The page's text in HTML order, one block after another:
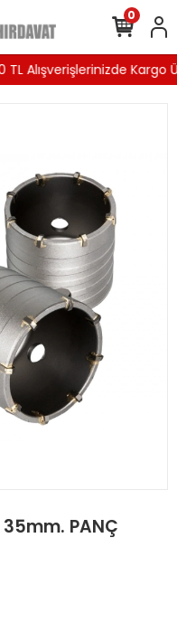
TL Alışverişlerinizde Kargo
0
35mm. PANÇ